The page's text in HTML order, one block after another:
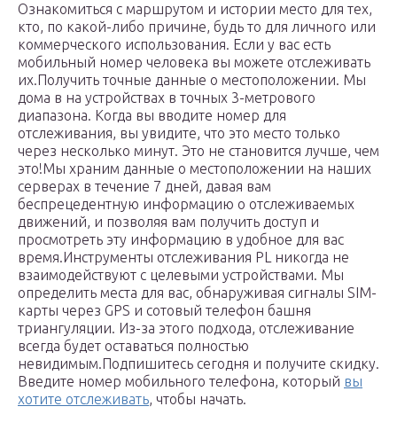
Ознакомиться с маршрутом и истории место для тех,
кто, по какой-либо причине, будь то для личного или
коммерческого использования. Если у вас есть
мобильный номер человека вы можете отслеживать
их.Получить точные данные о местоположении. Мы
дома в на устройствах в точных 3-метрового
диапазона. Когда вы вводите номер для
отслеживания, вы увидите, что это место только
через несколько минут. Это не становится лучше, чем
это!Мы храним данные о местоположении на наших
серверах в течение 7 дней, давая вам
беспрецедентную информацию о отслеживаемых
движений, и позволяя вам получить доступ и
просмотреть эту информацию в удобное для вас
время.Инструменты отслеживания PL никогда не
взаимодействуют с целевыми устройствами. Мы
определить места для вас, обнаруживая сигналы SIM-
карты через GPS и сотовый телефон башня
триангуляции. Из-за этого подхода, отслеживание
всегда будет оставаться полностью
невидимым.Подпишитесь сегодня и получите скидку.
Введите номер мобильного телефона, который вы
хотите отслеживать, чтобы начать.